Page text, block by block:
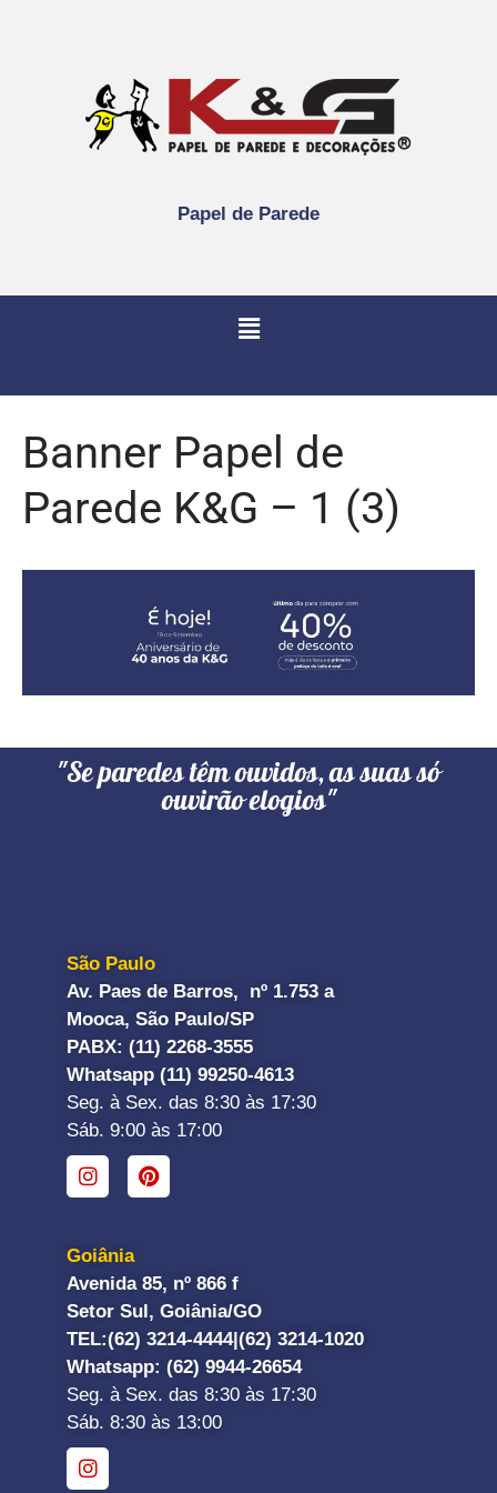
Papel de Parede
Banner Papel de
Parede K&G – 1 (3)
"Se paredes têm ouvidos, as suas só
ouvirão elogios"
São Paulo
Av. Paes de Barros, nº 1.753 a
Mooca, São Paulo/SP
PABX: (11) 2268-3555
Whatsapp (11) 99250-4613
Seg. à Sex. das 8:30 às 17:30
Sáb. 9:00 às 17:00
Goiânia
Avenida 85, nº 866 f
Setor Sul, Goiânia/GO
TEL:(62) 3214-4444|(62) 3214-1020
Whatsapp: (62) 9944-26654
Seg. à Sex. das 8:30 às 17:30
Sáb. 8:30 às 13:00